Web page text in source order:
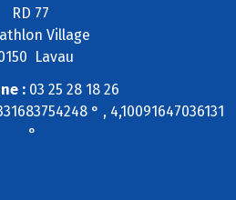
RD 77
Village
Lavau
: 03 25 28 18 26
° , 4,10091647036131
°